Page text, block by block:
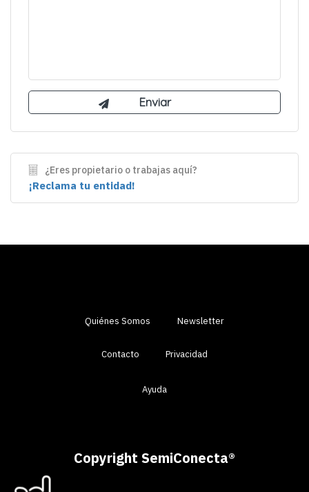
¿Eres propietario o trabajas aquí?
¡Reclama tu entidad!
Quiénes Somos Newsletter
Contacto Privacidad
Ayuda
Copyright SemiConecta®